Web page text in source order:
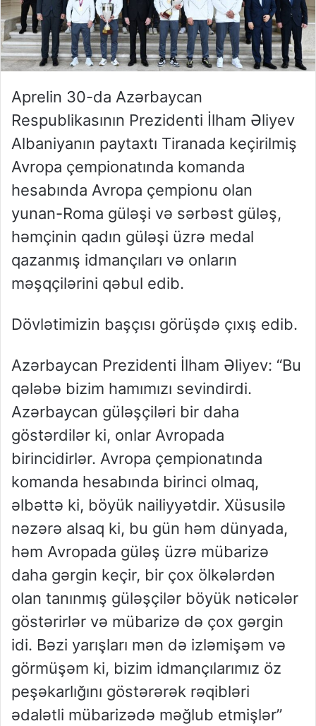
Aprelin 30-da Azərbaycan
Respublikasının Prezidenti İlham Əliyev
Albaniyanın paytaxtı Tiranada keçirilmiş
Avropa çempionatında komanda
hesabında Avropa çempionu olan
yunan-Roma güləşi və sərbəst güləş,
həmçinin qadın güləşi üzrə medal
qazanmış idmançıları və onların
məşqçilərini qəbul edib.
Dövlətimizin başçısı görüşdə çıxış edib.
Azərbaycan Prezidenti İlham Əliyev: “Bu
qələbə bizim hamımızı sevindirdi.
Azərbaycan güləşçiləri bir daha
göstərdilər ki, onlar Avropada
birincidirlər. Avropa çempionatında
komanda hesabında birinci olmaq,
əlbəttə ki, böyük nailiyyətdir. Xüsusilə
nəzərə alsaq ki, bu gün həm dünyada,
həm Avropada güləş üzrə mübarizə
daha gərgin keçir, bir çox ölkələrdən
olan tanınmış güləşçilər böyük nəticələr
göstərirlər və mübarizə də çox gərgin
idi. Bəzi yarışları mən də izləmişəm və
görmüşəm ki, bizim idmançılarımız öz
peşəkarlığını göstərərək rəqibləri
ədalətli mübarizədə məğlub etmişlər”